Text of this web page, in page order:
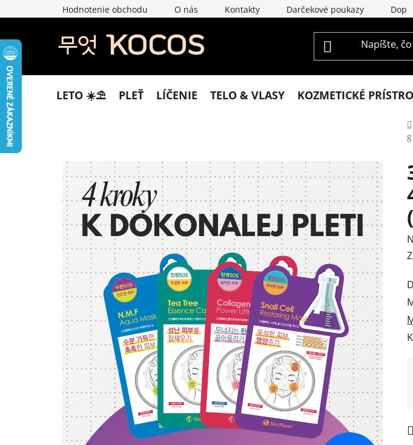
na
Hodnotenie obchodu O nás Kontakty Darčekové poukazy
LETO ☀️​⛱️​ PLEŤ LÍČENIE TELO & VLASY KOZMETICKÉ
je
z
5